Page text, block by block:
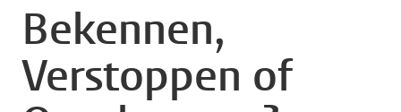
Bekennen,
Verstoppen of